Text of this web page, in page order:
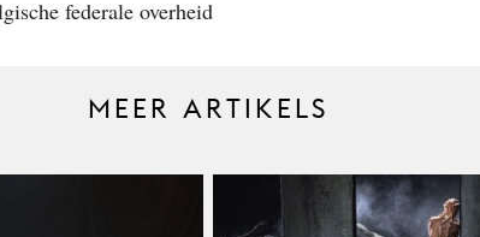
federale overheid
MEER ARTIKELS